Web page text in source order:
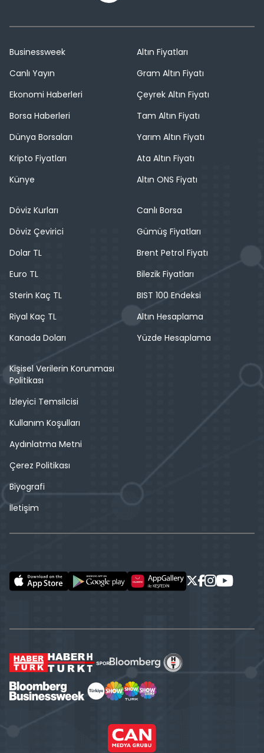
Businessweek
Canlı Yayın
Ekonomi Haberleri
Borsa Haberleri
Dünya Borsaları
Kripto Fiyatları
Künye
Altın Fiyatları
Gram Altın Fiyatı
Çeyrek Altın Fiyatı
Tam Altın Fiyatı
Yarım Altın Fiyatı
Ata Altın Fiyatı
Altın ONS Fiyatı
Döviz Kurları
Döviz Çevirici
Dolar TL
Euro TL
Sterin Kaç TL
Riyal Kaç TL
Kanada Doları
Canlı Borsa
Gümüş Fiyatları
Brent Petrol Fiyatı
Bilezik Fiyatları
BIST 100 Endeksi
Altın Hesaplama
Yüzde Hesaplama
Kişisel Verilerin Korunması
Politikası
İzleyici Temsilcisi
Kullanım Koşulları
Aydınlatma Metni
Çerez Politikası
Biyografi
İletişim